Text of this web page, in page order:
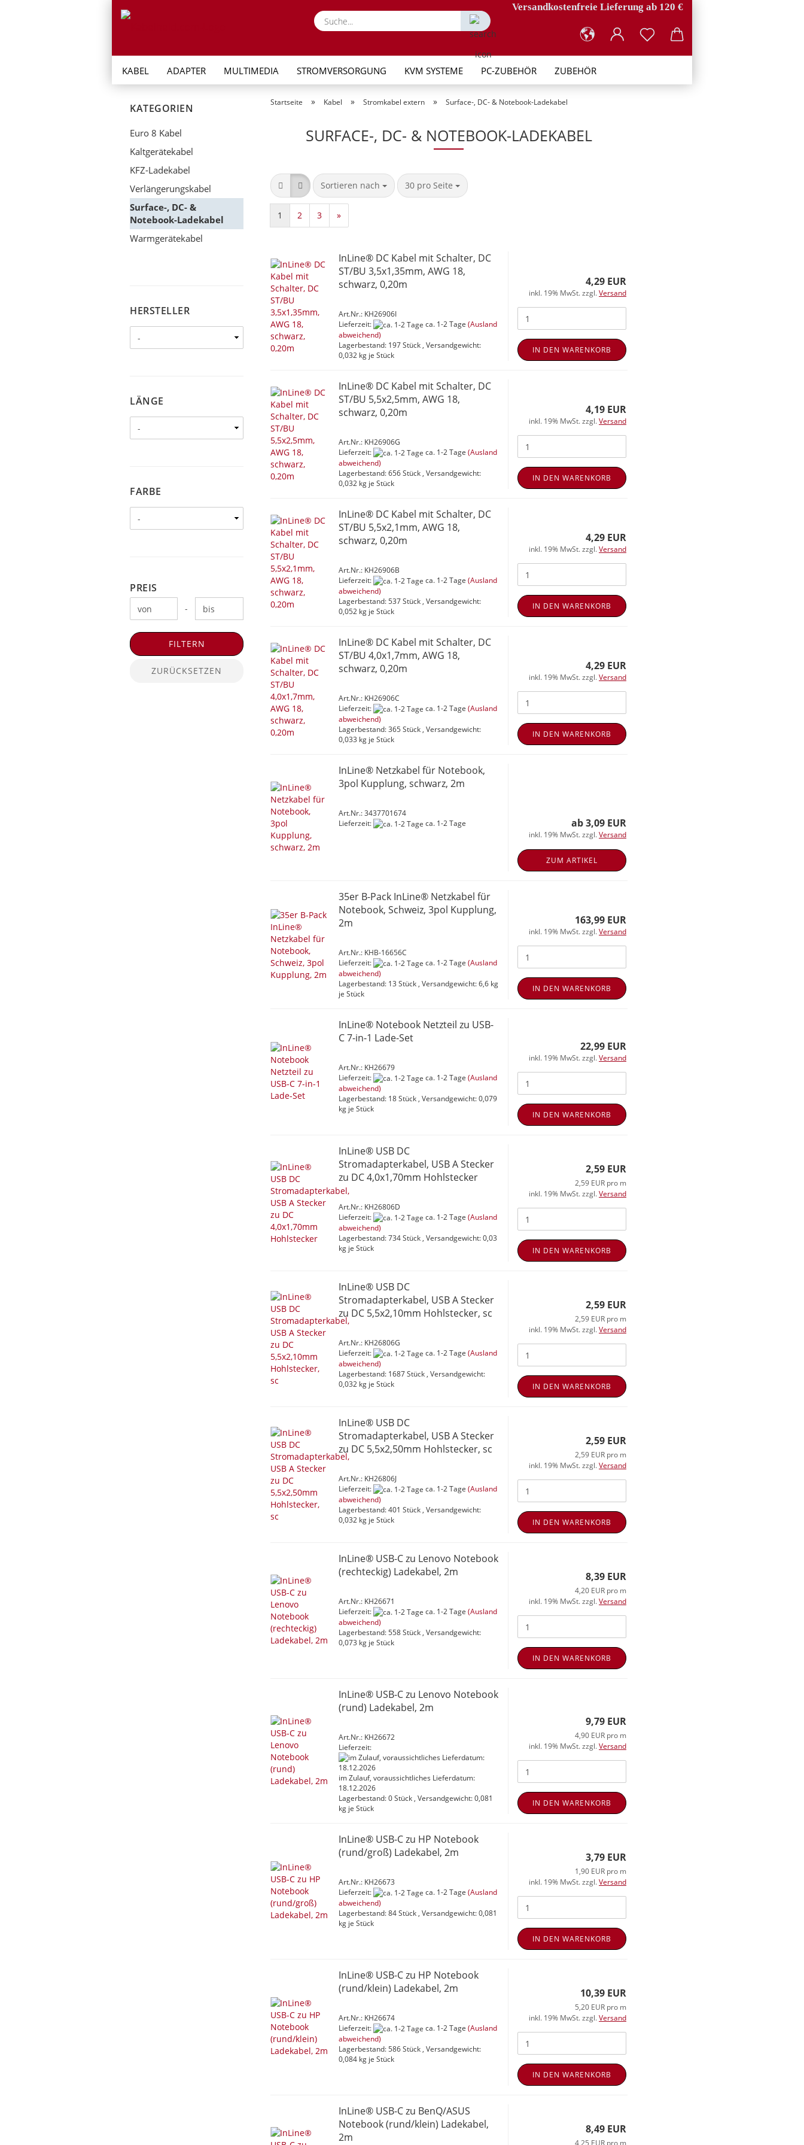
Suche...
Versandkostenfreie Lieferung ab 120 €
KABEL ADAPTER MULTIMEDIA STROMVERSORGUNG KVM SYSTEME PC-ZUBEHÖR ZUBEHÖR
Startseite » Kabel » Stromkabel extern » Surface-, DC- & Notebook-Ladekabel
SURFACE-, DC- & NOTEBOOK-LADEKABEL
Sortieren nach
Sortieren nach 30 pro Seite
pro Seite
1 2 3 »
InLine® DC Kabel mit Schalter, DC
ST/BU 3,5x1,35mm, AWG 18,
schwarz, 0,20m
Art.Nr.: KH26906I
Lieferzeit:
ca. 1-2 Tage (Ausland
abweichend)
Lagerbestand: 197 Stück , Versandgewicht:
0,032 kg je Stück
4,29 EUR
inkl. 19% MwSt. zzgl.Versand
IN DEN WARENKORB
InLine® DC Kabel mit Schalter, DC
ST/BU 5,5x2,5mm, AWG 18,
schwarz, 0,20m
Art.Nr.: KH26906G
Lieferzeit:
ca. 1-2 Tage (Ausland
abweichend)
Lagerbestand: 656 Stück , Versandgewicht:
0,032 kg je Stück
4,19 EUR
inkl. 19% MwSt. zzgl.Versand
IN DEN WARENKORB
InLine® DC Kabel mit Schalter, DC
ST/BU 5,5x2,1mm, AWG 18,
schwarz, 0,20m
Art.Nr.: KH26906B
Lieferzeit:
ca. 1-2 Tage (Ausland
abweichend)
Lagerbestand: 537 Stück , Versandgewicht:
0,052 kg je Stück
4,29 EUR
inkl. 19% MwSt. zzgl.Versand
IN DEN WARENKORB
InLine® DC Kabel mit Schalter, DC
ST/BU 4,0x1,7mm, AWG 18,
schwarz, 0,20m
Art.Nr.: KH26906C
Lieferzeit:
ca. 1-2 Tage (Ausland
abweichend)
Lagerbestand: 365 Stück , Versandgewicht:
0,033 kg je Stück
4,29 EUR
inkl. 19% MwSt. zzgl.Versand
IN DEN WARENKORB
InLine® Netzkabel für Notebook,
3pol Kupplung, schwarz, 2m
Art.Nr.: 3437701674
Lieferzeit:
ca. 1-2 Tage ab 3,09 EUR
inkl. 19% MwSt. zzgl.Versand
ZUM ARTIKEL
35er B-Pack InLine® Netzkabel für
Notebook, Schweiz, 3pol Kupplung,
2m
Art.Nr.: KHB-16656C
Lieferzeit:
ca. 1-2 Tage (Ausland
abweichend)
Lagerbestand: 13 Stück , Versandgewicht:6,6 kg
je Stück
163,99 EUR
inkl. 19% MwSt. zzgl.Versand
IN DEN WARENKORB
InLine® Notebook Netzteil zu USB-
C 7-in-1 Lade-Set
Art.Nr.: KH26679
Lieferzeit:
ca. 1-2 Tage (Ausland
abweichend)
Lagerbestand: 18 Stück , Versandgewicht:0,079
kg je Stück
22,99 EUR
inkl. 19% MwSt. zzgl.Versand
IN DEN WARENKORB
InLine® USB DC
Stromadapterkabel, USB A Stecker
zu DC 4,0x1,70mm Hohlstecker
Art.Nr.: KH26806D
Lieferzeit:
ca. 1-2 Tage (Ausland
abweichend)
Lagerbestand: 734 Stück , Versandgewicht:0,03
kg je Stück
2,59 EUR
2,59 EUR pro m
inkl. 19% MwSt. zzgl.Versand
IN DEN WARENKORB
InLine® USB DC
Stromadapterkabel, USB A Stecker
zu DC 5,5x2,10mm Hohlstecker, sc
Art.Nr.: KH26806G
Lieferzeit:
ca. 1-2 Tage (Ausland
abweichend)
Lagerbestand: 1687 Stück , Versandgewicht:
0,032 kg je Stück
2,59 EUR
2,59 EUR pro m
inkl. 19% MwSt. zzgl.Versand
IN DEN WARENKORB
InLine® USB DC
Stromadapterkabel, USB A Stecker
zu DC 5,5x2,50mm Hohlstecker, sc
Art.Nr.: KH26806J
Lieferzeit:
ca. 1-2 Tage (Ausland
abweichend)
Lagerbestand: 401 Stück , Versandgewicht:
0,032 kg je Stück
2,59 EUR
2,59 EUR pro m
inkl. 19% MwSt. zzgl.Versand
IN DEN WARENKORB
InLine® USB-C zu Lenovo Notebook
(rechteckig) Ladekabel, 2m
Art.Nr.: KH26671
Lieferzeit:
ca. 1-2 Tage (Ausland
abweichend)
Lagerbestand: 558 Stück , Versandgewicht:
0,073 kg je Stück
8,39 EUR
4,20 EUR pro m
inkl. 19% MwSt. zzgl.Versand
IN DEN WARENKORB
InLine® USB-C zu Lenovo Notebook
(rund) Ladekabel, 2m
Art.Nr.: KH26672
Lieferzeit:
im Zulauf, voraussichtliches Lieferdatum:
18.12.2026
Lagerbestand: 0 Stück , Versandgewicht:0,081
kg je Stück
9,79 EUR
4,90 EUR pro m
inkl. 19% MwSt. zzgl.Versand
IN DEN WARENKORB
InLine® USB-C zu HP Notebook
(rund/groß) Ladekabel, 2m
Art.Nr.: KH26673
Lieferzeit:
ca. 1-2 Tage (Ausland
abweichend)
Lagerbestand: 84 Stück , Versandgewicht:0,081
kg je Stück
3,79 EUR
1,90 EUR pro m
inkl. 19% MwSt. zzgl.Versand
IN DEN WARENKORB
InLine® USB-C zu HP Notebook
(rund/klein) Ladekabel, 2m
Art.Nr.: KH26674
Lieferzeit:
ca. 1-2 Tage (Ausland
abweichend)
Lagerbestand: 586 Stück , Versandgewicht:
0,084 kg je Stück
10,39 EUR
5,20 EUR pro m
inkl. 19% MwSt. zzgl.Versand
IN DEN WARENKORB
InLine® USB-C zu BenQ/ASUS
Notebook (rund/klein) Ladekabel,
2m
8,49 EUR
4,25 EUR pro m
KATEGORIEN
Euro 8 Kabel
Kaltgerätekabel
KFZ-Ladekabel
Verlängerungskabel
Surface-, DC- &
Notebook-Ladekabel
Warmgerätekabel
HERSTELLER
HERSTELLER
LÄNGE
LÄNGE
FARBE
FARBE
PREIS
Preis bis -
FILTERN
ZURÜCKSETZEN